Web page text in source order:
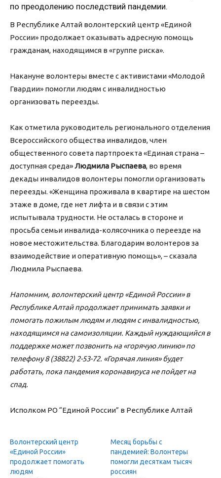
по преодолению последствий пандемии.
В Республике Алтай волонтерский центр «Единой
России» продолжает оказывать адресную помощь
гражданам, находящимся в «группе риска».
Накануне волонтеры вместе с активистами «Молодой
Гвардии» помогли людям с инвалидностью
организовать переезды.
Как отметила руководитель регионального отделения
Всероссийского общества инвалидов, член
общественного совета партпроекта «Единая страна –
доступная среда»Людмила Рыспаева, во время
декады инвалидов волонтеры помогли организовать
переезды. «Женщина проживала в квартире на шестом
этаже в доме, где нет лифта и в связи с этим
испытывала трудности. Не осталась в стороне и
просьба семьи инвалида-колясочника о переезде на
новое местожительства. Благодарим волонтеров за
взаимодействие и оперативную помощь», – сказала
Людмила Рыспаева.
Напомним, волонтерский центр «Единой России» в
Республике Алтай продолжает принимать заявки и
помогать пожилым людям и людям с инвалидностью,
находящимся на самоизоляции. Каждый нуждающийся в
поддержке может позвонить на «горячую линию» по
телефону 8 (38822) 2-53-72. «Горячая линия» будет
работать, пока пандемия коронавируса не пойдет на
спад.
Исполком РО “Единой России” в Республике Алтай
Волонтерский центр
«Единой России»
продолжает помогать
людям
Месяц борьбы с
пандемией: Волонтеры
помогли десяткам тысяч
россиян